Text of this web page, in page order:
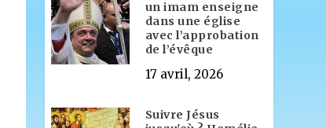
un imam enseigne
dans une église
avec l’approbation
de l’évêque
17 avril, 2026
Suivre Jésus